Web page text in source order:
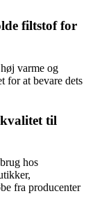
filtstof for
varme og
for at bevare dets
til
hos
fra producenter